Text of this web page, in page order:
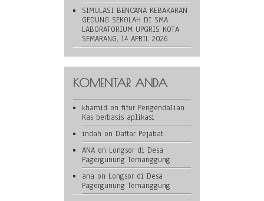
SIMULASI BENCANA KEBAKARAN
GEDUNG SEKOLAH DI SMA
LABORATORIUM UPGRIS KOTA
SEMARANG, 14 APRIL 2026
KOMENTAR ANDA
khamid on fitur Pengendalian
Kas berbasis aplikasi
indah on Daftar Pejabat
ANA on Longsor di Desa
Pagergunung Temanggung
ana on Longsor di Desa
Pagergunung Temanggung